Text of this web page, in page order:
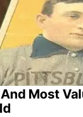
Most